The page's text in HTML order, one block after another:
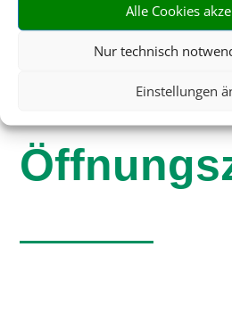
Alle Cookies
Nur technisch
Einstellungen